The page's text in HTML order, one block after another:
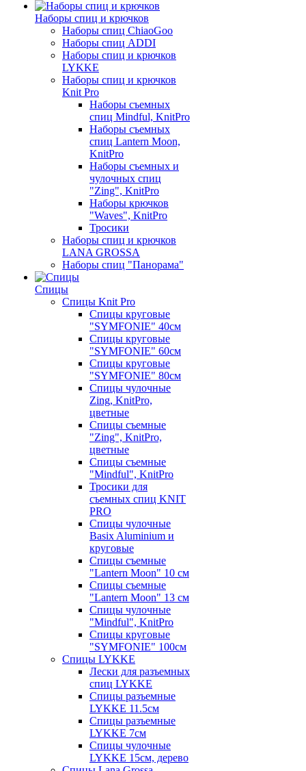
Наборы спиц и крючков
Наборы спиц ChiaoGoo
Наборы спиц ADDI
Наборы спиц и крючков
LYKKE
Наборы спиц и крючков
Knit Pro
Наборы съемных
спиц Mindful, KnitPro
Наборы съемных
спиц Lantern Moon,
KnitPro
Наборы съемных и
чулочных спиц
"Zing", KnitPro
Наборы крючков
"Waves", KnitPro
Тросики
Наборы спиц и крючков
LANA GROSSA
Наборы спиц "Панорама"
Спицы
Спицы Knit Pro
Спицы круговые
"SYMFONIE" 40см
Спицы круговые
"SYMFONIE" 60см
Спицы круговые
"SYMFONIE" 80см
Спицы чулочные
Zing, KnitPro,
цветные
Спицы съемные
"Zing", KnitPro,
цветные
Спицы съемные
"Mindful", KnitPro
Тросики для
съемных спиц KNIT
PRO
Спицы чулочные
Basix Aluminium и
круговые
Спицы съемные
"Lantern Moon" 10 см
Спицы съемные
"Lantern Moon" 13 см
Спицы чулочные
"Mindful", KnitPro
Спицы круговые
"SYMFONIE" 100см
Спицы LYKKE
Лески для разъемных
спиц LYKKE
Спицы разъемные
LYKKE 11.5см
Спицы разъемные
LYKKE 7см
Спицы чулочные
LYKKE 15см, дерево